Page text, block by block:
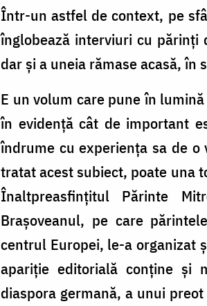
Într-un astfel de context, pe
înglobează interviuri cu părinți
dar și a uneia rămase acasă, în
E un volum care pune în
în evidență cât de important
îndrume cu experiența sa de
tratat acest subiect, poate una
Înaltpreasfințitul Părinte
Brașoveanul, pe care
centrul Europei, le-a organizat
apariție editorială conține și
diaspora germană, a unui